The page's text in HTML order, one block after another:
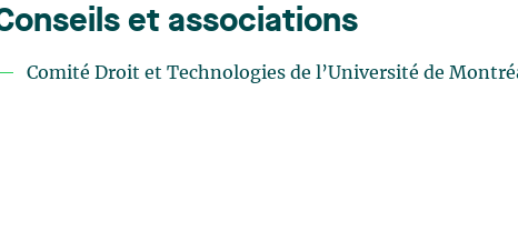
et associations
Comité Droit et Technologies de l’Université de